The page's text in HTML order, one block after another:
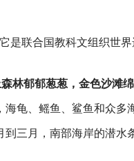
是联合国教科文组织世
林郁郁葱葱，金色沙滩绵
龟、鳐鱼、鲨鱼和众多
三月，南部海岸的潜水